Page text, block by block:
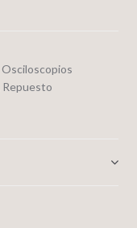
Osciloscopios
Repuesto